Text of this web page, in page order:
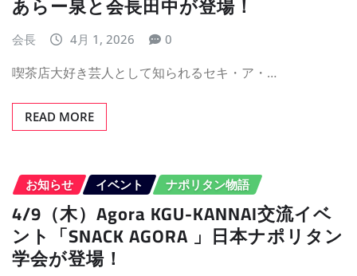
会長 4月 1, 2026 0
喫茶店大好き芸人として知られるセキ・ア・…
READ MORE
お知らせ イベント ナポリタン物語
4/9（木）Agora KGU-KANNAI交流イベ
ント「SNACK AGORA 」日本ナポリタン
学会が登場！